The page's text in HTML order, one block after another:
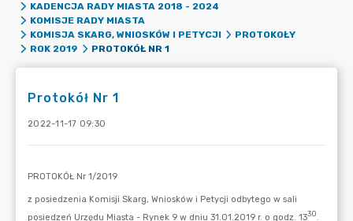
KADENCJA RADY MIASTA 2018 - 2024
KOMISJE RADY MIASTA
KOMISJA SKARG, WNIOSKÓW I PETYCJI
PROTOKOŁY
ROK 2019
PROTOKÓŁ NR 1
Protokół Nr 1
2022-11-17 09:30